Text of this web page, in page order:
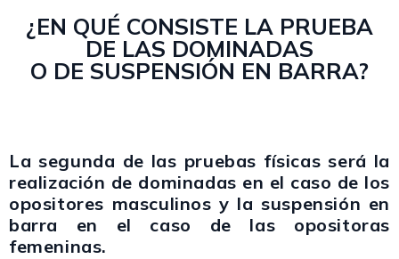
¿EN QUÉ CONSISTE LA PRUEBA
DE LAS DOMINADAS
O DE SUSPENSIÓN EN BARRA?
La segunda de las pruebas físicas será la
realización de dominadas en el caso de los
opositores masculinos y la suspensión en
barra
en el caso de las opositoras
femeninas.